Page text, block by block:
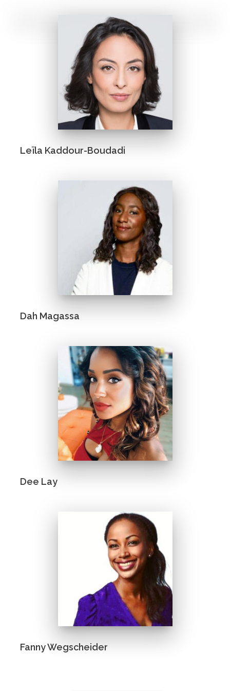
Leïla Kaddour-Boudadi
Dah Magassa
Dee Lay
Fanny Wegscheider